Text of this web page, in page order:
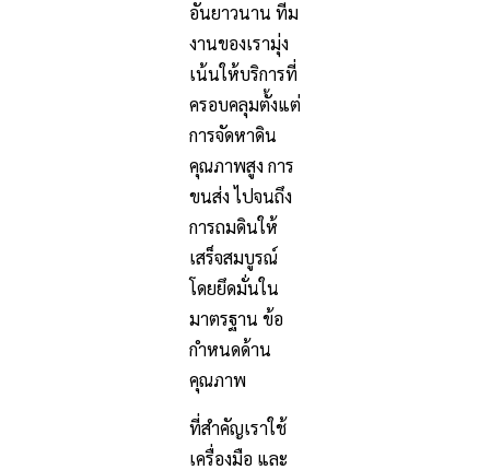
อันยาวนาน ทีม
งานของเรามุ่ง
เน้นให้บริการที่
ครอบคลุมตั้งแต่
การจัดหาดิน
คุณภาพสูง การ
ขนส่ง ไปจนถึง
การถมดินให้
เสร็จสมบูรณ์
โดยยึดมั่นใน
มาตรฐาน ข้อ
กำหนดด้าน
คุณภาพ
ที่สำคัญเราใช้
เครื่องมือ และ